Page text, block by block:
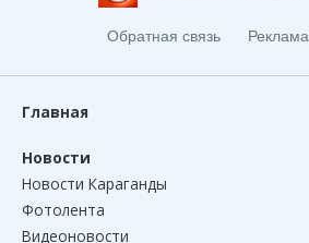
Обратная связь
Главная
Новости
Новости Караганды
Фотолента
Видеоновости